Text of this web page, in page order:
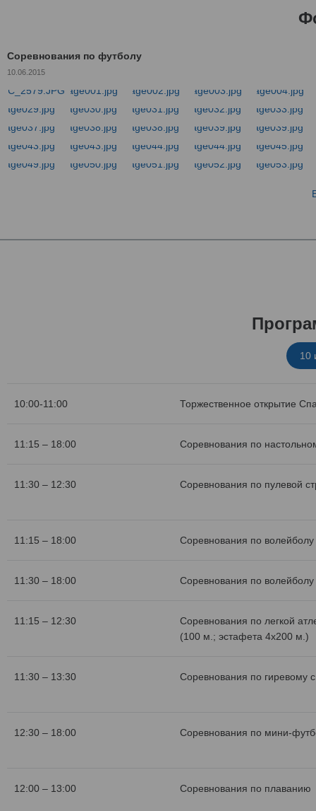
Соревнования по футболу
10.06.2015
10
10:00-11:00 Торжественное открытие
11:15 – 18:00 Соревнования по
11:30 – 12:30 Соревнования по пулевой
11:15 – 18:00 Соревнования по
11:30 – 18:00 Соревнования по
11:15 – 12:30
Соревнования по легкой
(100 м.; эстафета 4х200 м.)
11:30 – 13:30 Соревнования по гиревому
12:30 – 18:00 Соревнования по мини-
12:00 – 13:00 Соревнования по плаванию